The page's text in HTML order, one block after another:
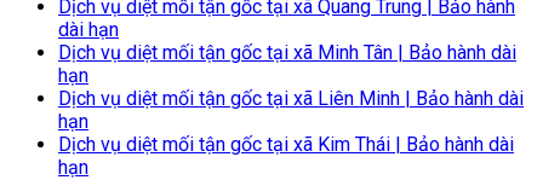
Dịch vụ diệt mối tận gốc tại xã Quang Trung | Bảo hành
dài hạn
Dịch vụ diệt mối tận gốc tại xã Minh Tân | Bảo hành dài
hạn
Dịch vụ diệt mối tận gốc tại xã Liên Minh | Bảo hành dài
hạn
Dịch vụ diệt mối tận gốc tại xã Kim Thái | Bảo hành dài
hạn